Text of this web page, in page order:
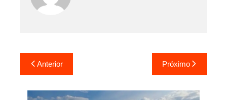
Navegação
de
Post
Anterior Próximo